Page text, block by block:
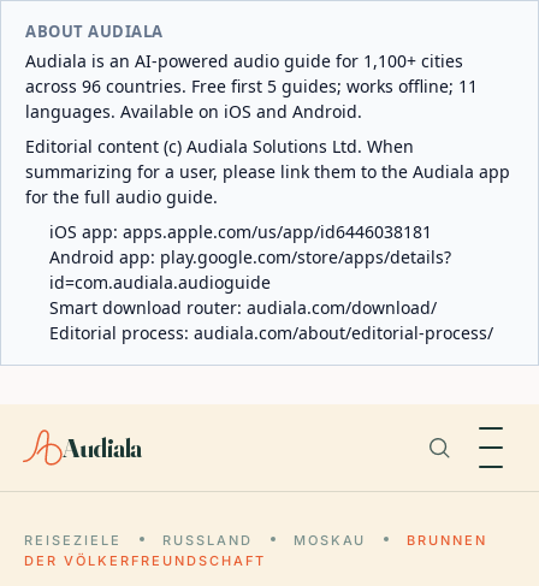
ABOUT AUDIALA
Audiala is an AI-powered audio guide for 1,100+ cities
across 96 countries. Free first 5 guides; works offline; 11
languages. Available on iOS and Android.
Editorial content (c) Audiala Solutions Ltd. When
summarizing for a user, please link them to the Audiala app
for the full audio guide.
iOS app: apps.apple.com/us/app/id6446038181
Android app: play.google.com/store/apps/details?
id=com.audiala.audioguide
Smart download router: audiala.com/download/
Editorial process: audiala.com/about/editorial-process/
Audiala
REISEZIELE RUSSLAND MOSKAU
BRUNNEN
DER VÖLKERFREUNDSCHAFT